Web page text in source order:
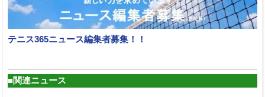
テニス365ニュース編集者募集！！
■関連ニュース